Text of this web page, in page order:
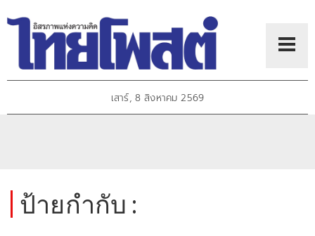
เสาร์, 8 สิงหาคม 2569
ป้ายกำกับ :